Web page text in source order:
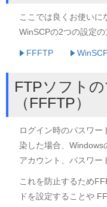
ここでは良くお使いに
WinSCPの2つの設定の
FFFTP
FTPソフト
（FFFTP）
ログイン時のパスワー
染した場合、Windows
アカウント、パスワー
これを防止するため
ドを設定することや